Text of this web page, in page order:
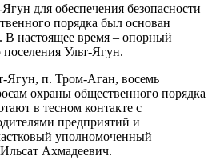
для обеспечения безопасности
порядка был основан
настоящее время – опорный
Ульт-Ягун.
Ягун, п. Тром-Аган, восемь
охраны общественного порядка
в тесном контакте с
предприятий и
уполномоченный
Ахмадеевич.